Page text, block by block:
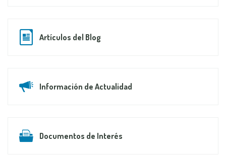
Artículos del Blog
Información de Actualidad
Documentos de Interés